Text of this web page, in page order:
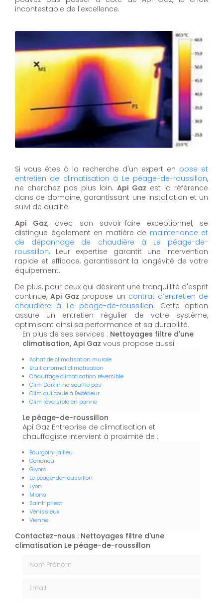
incontestable de l'excellence.
Si vous êtes à la recherche d'un expert en pose et
entretien de climatisation à Le péage-de-roussillon,
ne cherchez pas plus loin. Api Gaz est la référence
dans ce domaine, garantissant une installation et un
suivi de qualité.
Api Gaz, avec son savoir-faire exceptionnel, se
distingue également en matière de maintenance et
de dépannage de chaudière à Le péage-de-
roussillon. Leur expertise garantit une intervention
rapide et efficace, garantissant la longévité de votre
équipement.
De plus, pour ceux qui désirent une tranquillité d'esprit
continue,Api Gaz propose un contrat d’entretien de
chaudière à Le péage-de-roussillon. Cette option
assure un entretien régulier de votre système,
optimisant ainsi sa performance et sa durabilité.
En plus de ses services : Nettoyages filtre d'une
climatisation, Api Gaz vous propose aussi :
Achat de climatisation murale
Bruit anormal climatisation
Chauffage climatisation réversible
Clim Daikin ne souffle pas
Clim qui coule à l'extérieur
Clim réversible en panne
Le péage-de-roussillon
Api Gaz Entreprise de climatisation et
chauffagiste intervient à proximité de :
Bourgoin-jallieu
Condrieu
Givors
Le péage-de-roussillon
Lyon
Mions
Saint-priest
Vénissieux
Vienne
Contactez-nous : Nettoyages filtre d'une
climatisation Le péage-de-roussillon